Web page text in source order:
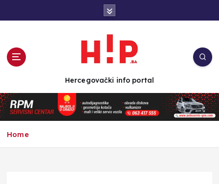
n
t
e
Hercegovački info portal
Home